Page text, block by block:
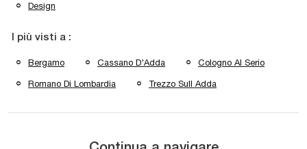
Design
I più visti a :
Bergamo Cassano D'Adda Cologno Al Serio
Romano Di Lombardia Trezzo Sull Adda